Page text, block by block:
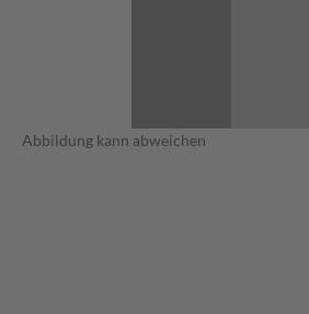
Abbildung kann abweichen